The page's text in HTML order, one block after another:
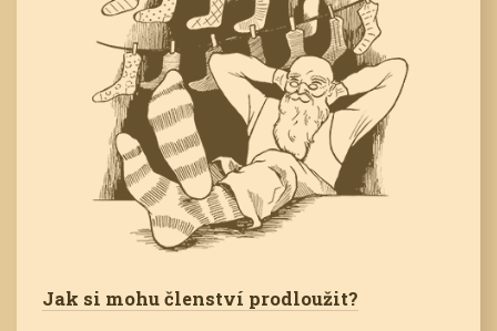
Jak si mohu členství prodloužit?